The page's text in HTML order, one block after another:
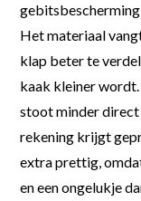
Het materiaal
klap beter te
kaak kleiner
stoot minder direct
rekening krijgt
extra prettig,
en een ongelukje